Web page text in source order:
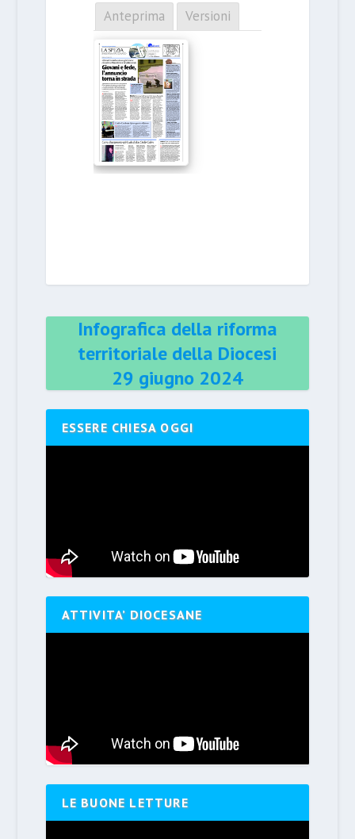
Anteprima
Versioni
Infografica della riforma
territoriale della Diocesi
29 giugno 2024
ESSERE CHIESA OGGI
ATTIVITA’ DIOCESANE
LE BUONE LETTURE